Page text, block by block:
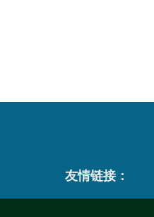
友情链接：